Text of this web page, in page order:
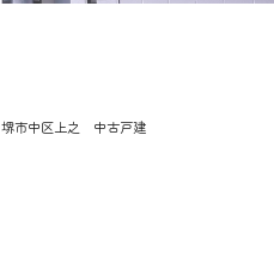
堺市中区上之 中古戸建